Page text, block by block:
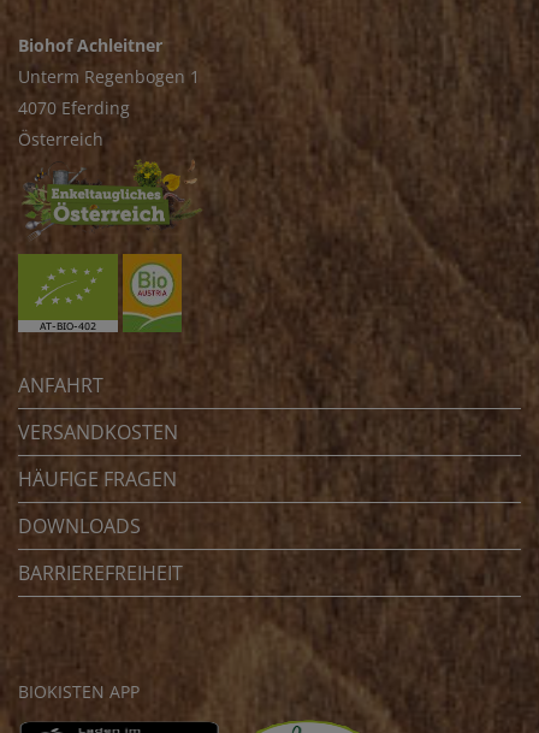
Biohof Achleitner
Unterm Regenbogen 1
4070 Eferding
Österreich
ANFAHRT
VERSANDKOSTEN
HÄUFIGE FRAGEN
DOWNLOADS
BARRIEREFREIHEIT
BIOKISTEN APP